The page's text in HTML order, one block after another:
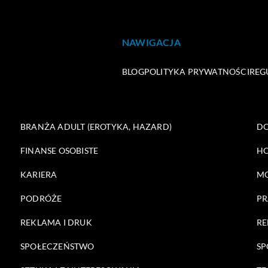
NAWIGACJA
BLOGPOLITYKA PRYWATNOŚCI
BRANŻA ADULT (EROTYKA, HAZARD)
FINANSE OSOBISTE
KARIERA
PODRÓŻE
REKLAMA I DRUK
SPOŁECZEŃSTWO